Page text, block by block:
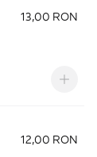
13,00 RON
12,00 RON